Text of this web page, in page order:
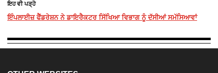
ਇਹ ਵੀ ਪੜ੍ਹੋ
ਇੰਪਲਾਈਜ਼ ਫੈੱਡਰੇਸ਼ਨ ਨੇ ਡਾਇਰੈਕਟਰ ਸਿੱਖਿਆ ਵਿਭਾਗ ਨੂੰ ਦੱਸੀਆਂ ਸਮੱਸਿਆਵਾਂ